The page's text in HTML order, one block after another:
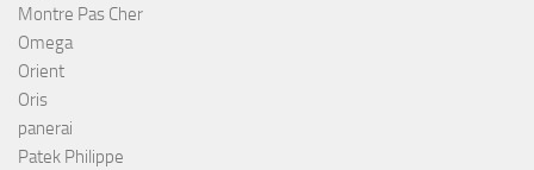
Montre Pas Cher
Omega
Orient
Oris
panerai
Patek Philippe